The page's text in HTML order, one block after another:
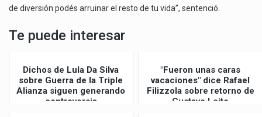
de diversión podés arruinar el resto de tu vida”, sentenció.
Te puede interesar
Dichos de Lula Da Silva
sobre Guerra de la Triple
Alianza siguen generando
controversia
"Fueron unas caras
vacaciones" dice Rafael
Filizzola sobre retorno de
Gustavo Leite